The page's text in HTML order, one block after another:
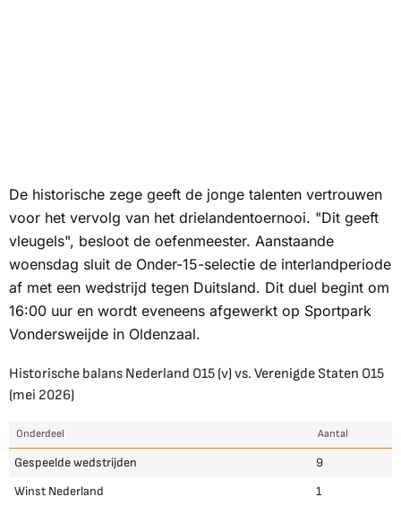
De historische zege geeft de jonge talenten vertrouwen
voor het vervolg van het drielandentoernooi. "Dit geeft
vleugels", besloot de oefenmeester. Aanstaande
woensdag sluit de Onder-15-selectie de interlandperiode
af met een wedstrijd tegen Duitsland. Dit duel begint om
16:00 uur en wordt eveneens afgewerkt op Sportpark
Vondersweijde in Oldenzaal.
Historische balans Nederland O15 (v) vs. Verenigde Staten O15
(mei 2026)
Onderdeel Aantal
Gespeelde wedstrijden
9
Winst Nederland
1